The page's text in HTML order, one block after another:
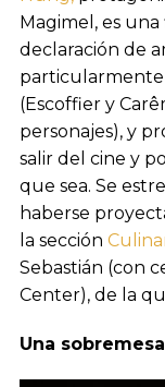
Magimel, es
declaración de
particularmente
(Escoffier y
personajes), y
salir del cine y
que sea. Se
haberse
la sección
Sebastián (con
Center), de la
Una